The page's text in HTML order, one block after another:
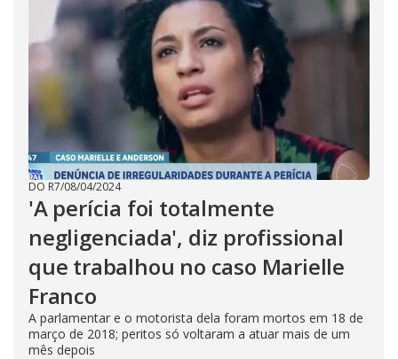
DO R7/08/04/2024
'A perícia foi totalmente
negligenciada', diz profissional
que trabalhou no caso Marielle
Franco
A parlamentar e o motorista dela foram mortos em 18 de
março de 2018; peritos só voltaram a atuar mais de um
mês depois